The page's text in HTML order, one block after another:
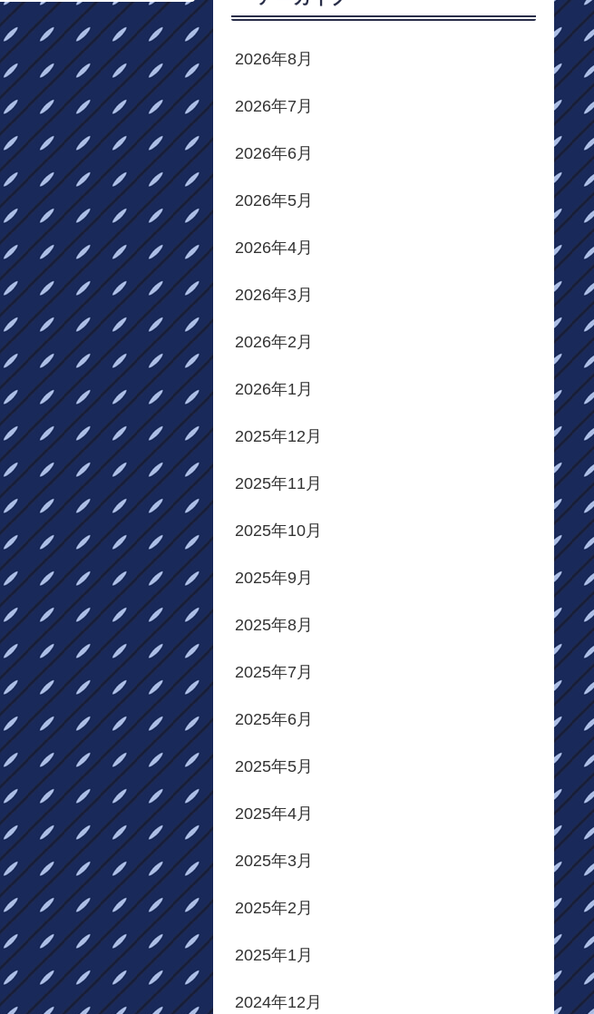
2026年8月
2026年7月
2026年6月
2026年5月
2026年4月
2026年3月
2026年2月
2026年1月
2025年12月
2025年11月
2025年10月
2025年9月
2025年8月
2025年7月
2025年6月
2025年5月
2025年4月
2025年3月
2025年2月
2025年1月
2024年12月